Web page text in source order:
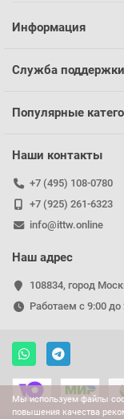
Мы используем файлы
повышения качества
Информация
Служба поддержки
Популярные
Наши контакты
+7 (495) 108-0780
+7 (925) 261-6323
info@ittw.online
Наш адрес
108834, город
Работаем с 9:00 до